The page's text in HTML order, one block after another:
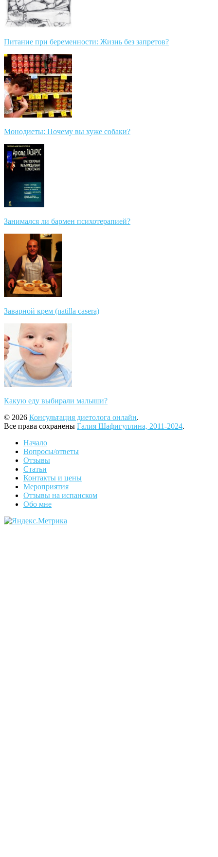
Питание при беременности: Жизнь без запретов?
Монодиеты: Почему вы хуже собаки?
Занимался ли бармен психотерапией?
Заварной крем (natilla casera)
Какую еду выбирали малыши?
© 2026 Консультация диетолога онлайн.
Все права сохранены Галия Шафигуллина, 2011-2024.
Начало
Вопросы/ответы
Отзывы
Статьи
Контакты и цены
Мероприятия
Отзывы на испанском
Обо мне